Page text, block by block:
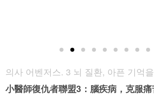
의사 어벤저스. 3 뇌 질환, 아픈 기억
小醫師復仇者聯盟3：腦疾病，克服痛